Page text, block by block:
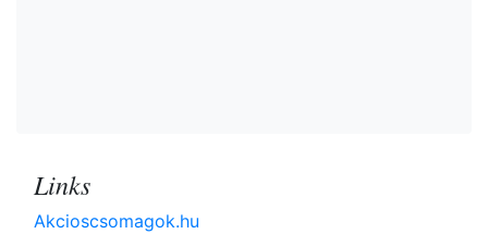
Links
Akcioscsomagok.hu